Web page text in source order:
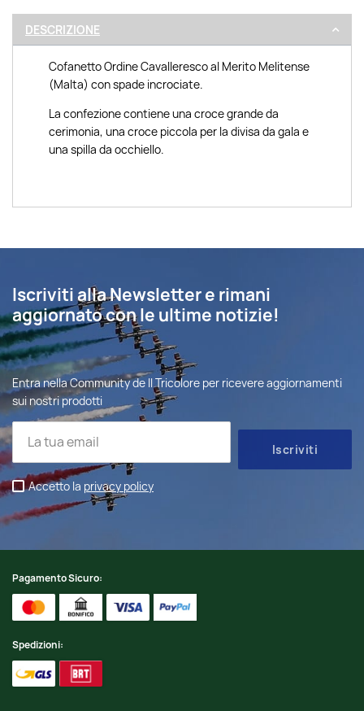
DESCRIZIONE
Cofanetto Ordine Cavalleresco al Merito Melitense
(Malta) con spade incrociate.
La confezione contiene una croce grande da
cerimonia, una croce piccola per la divisa da gala e
una spilla da occhiello.
Iscriviti alla Newsletter e rimani
aggiornato con le ultime notizie!
Entra nella Community de Il Tricolore per ricevere aggiornamenti
sui nostri prodotti
Accetto la privacy policy
Pagamento Sicuro:
Spedizioni: